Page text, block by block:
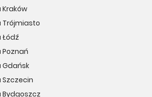
Trójmiasto
Łódź
Gdańsk
Szczecin
Bydgoszcz